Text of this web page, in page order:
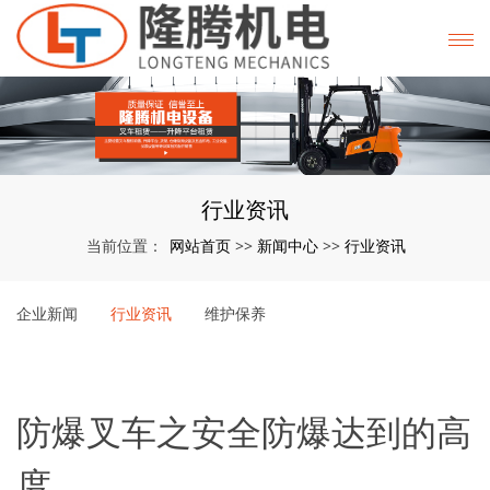
行业资讯
当前位置： 网站首页 >> 新闻中心 >> 行业资讯
企业新闻 行业资讯 维护保养
防爆叉车之安全防爆达到的高